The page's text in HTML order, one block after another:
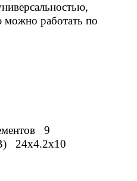
работать по
9
24x4.2x10